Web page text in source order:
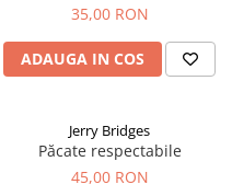
35,00 RON
ADAUGA IN COS
Jerry Bridges
Păcate respectabile
45,00 RON